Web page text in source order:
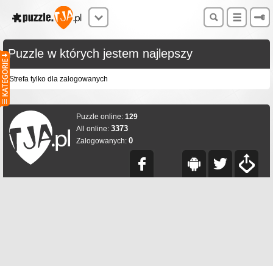
Puzzle w których jestem najlepszy
Strefa tylko dla zalogowanych
Puzzle online: 129
All online: 3373
Zalogowanych: 0